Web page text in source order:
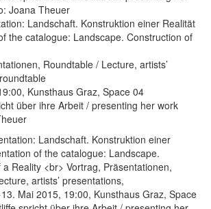
Landschaft. Konstruktion einer Realität
the catalogue: Landscape. Construction of
Roundtable / Lecture, artists’
Kunsthaus Graz, Space 04
über ihre Arbeit / presenting her work